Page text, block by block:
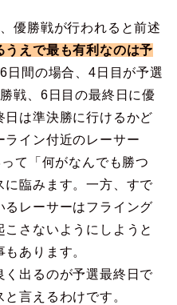
優勝戦が行われると前述
うえで最も有利なのは予
日間の場合、4日目が予選
戦、6日目の最終日に優
日は準決勝に行けるかど
ライン付近のレーサー
て「何がなんでも勝つ
に臨みます。一方、すで
るレーサーはフライング
さないようにしようと
あります。
く出るのが予選最終日で
言えるわけです。